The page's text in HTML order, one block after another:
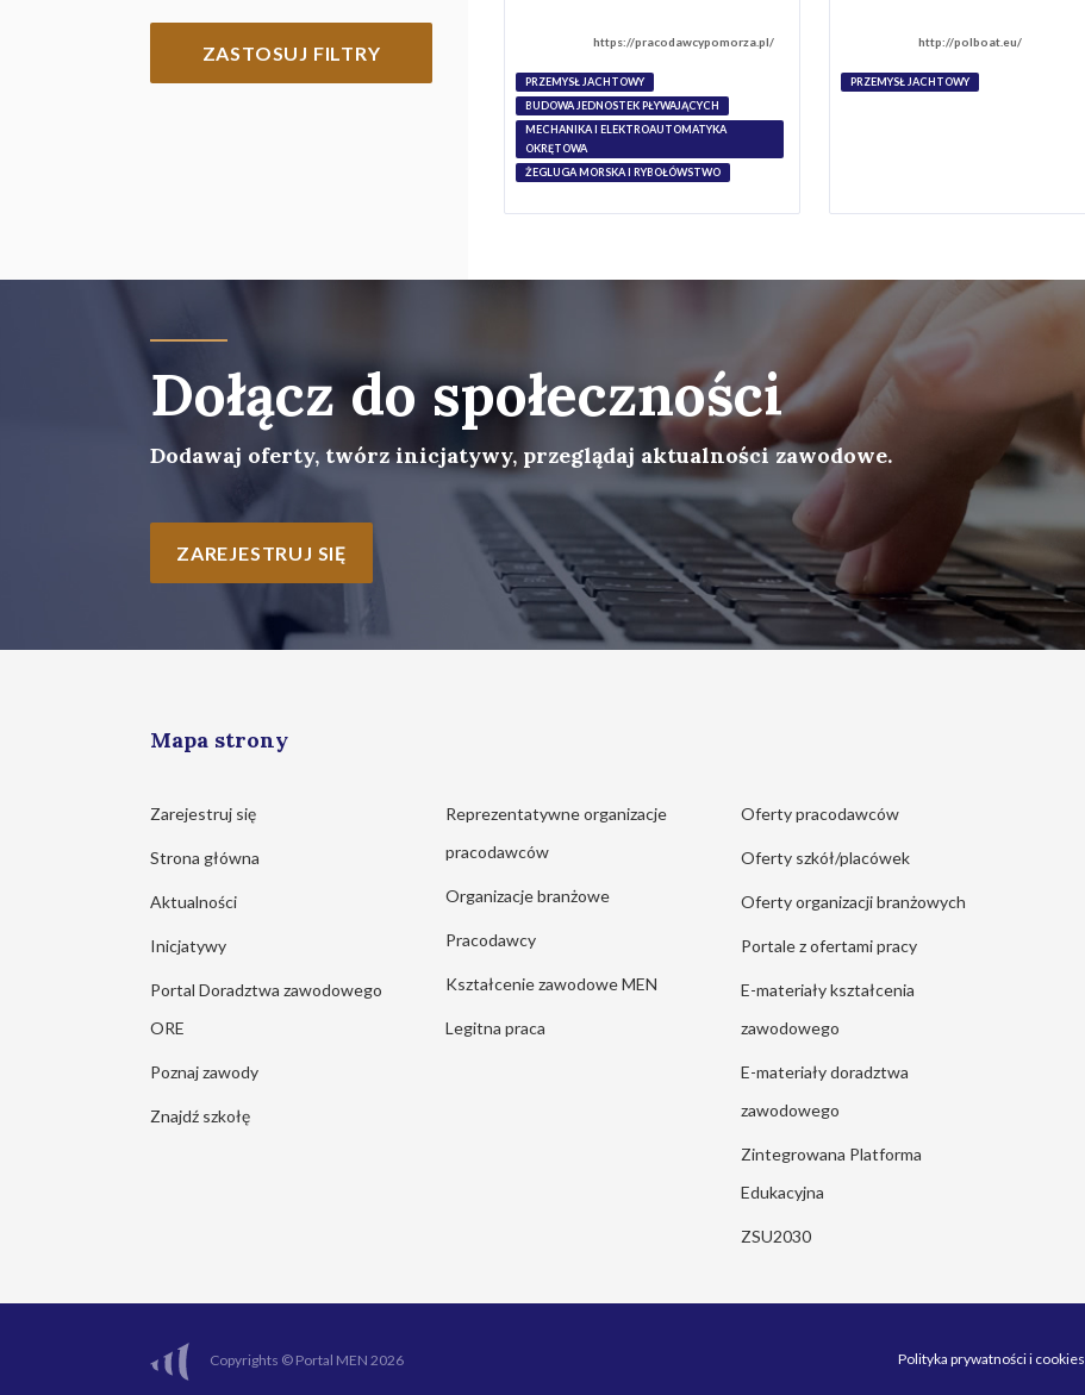
ZASTOSUJ FILTRY https://pracodawcypomorza.pl/
PRZEMYSŁ JACHTOWY
BUDOWA JEDNOSTEK PŁYWAJĄCYCH
MECHANIKA I ELEKTROAUTOMATYKA
OKRĘTOWA
ŻEGLUGA MORSKA I RYBOŁÓWSTWO
http://polboat.eu/
PRZEMYSŁ JACHTOWY
Dołącz do społeczności
Dodawaj oferty, twórz inicjatywy, przeglądaj aktualności zawodowe.
ZAREJESTRUJ SIĘ
Mapa strony
Zarejestruj się
Strona główna
Aktualności
Inicjatywy
Portal Doradztwa zawodowego
ORE
Poznaj zawody
Znajdź szkołę
Reprezentatywne organizacje
pracodawców
Organizacje branżowe
Pracodawcy
Kształcenie zawodowe MEN
Legitna praca
Oferty pracodawców
Oferty szkół/placówek
Oferty organizacji branżowych
Portale z ofertami pracy
E-materiały kształcenia
zawodowego
E-materiały doradztwa
zawodowego
Zintegrowana Platforma
Edukacyjna
ZSU2030
Copyrights © Portal MEN 2026 Polityka prywatności i cookies